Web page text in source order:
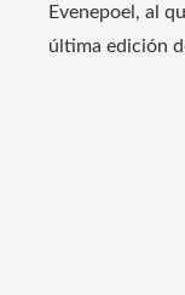
Evenepoel, al
última edición